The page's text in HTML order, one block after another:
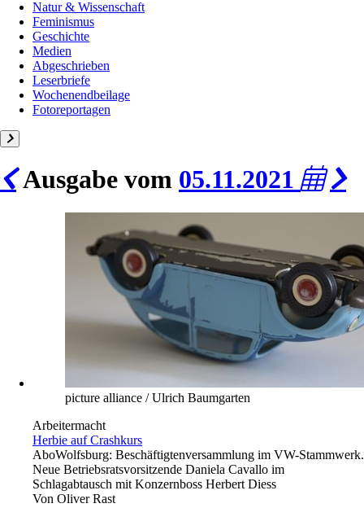
Natur & Wissenschaft
Feminismus
Geschichte
Medien
Abgeschrieben
Leserbriefe
Wochenendbeilage
Fotoreportagen
Ausgabe vom 05.11.2021
picture alliance / Ulrich Baumgarten
Arbeitermacht
Herbie auf Crashkurs
AboWolfsburg: Beschäftigtenversammlung im VW-Stammwerk.
Neue Betriebsratsvorsitzende Daniela Cavallo im
Schlagabtausch mit Konzernboss Herbert Diess
Von Oliver Rast